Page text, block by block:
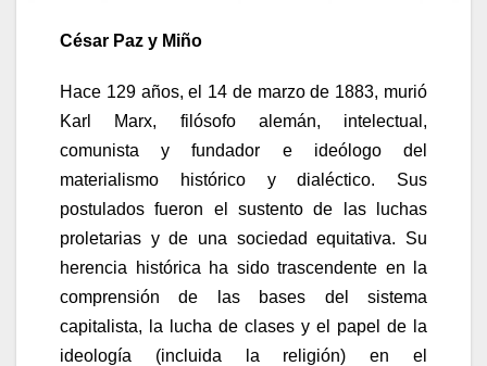
César Paz y Miño
Hace 129 años, el 14 de marzo de 1883, murió
Karl Marx, filósofo alemán, intelectual,
comunista y fundador e ideólogo del
materialismo histórico y dialéctico. Sus
postulados fueron el sustento de las luchas
proletarias y de una sociedad equitativa. Su
herencia histórica ha sido trascendente en la
comprensión de las bases del sistema
capitalista, la lucha de clases y el papel de la
ideología (incluida la religión) en el